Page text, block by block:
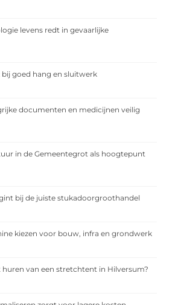
levens redt in gevaarlijke
goed hang en sluitwerk
documenten en medicijnen veilig
in de Gemeentegrot als hoogtepunt
bij de juiste stukadoorgroothandel
kiezen voor bouw, infra en grondwerk
huren van een stretchtent in Hilversum?